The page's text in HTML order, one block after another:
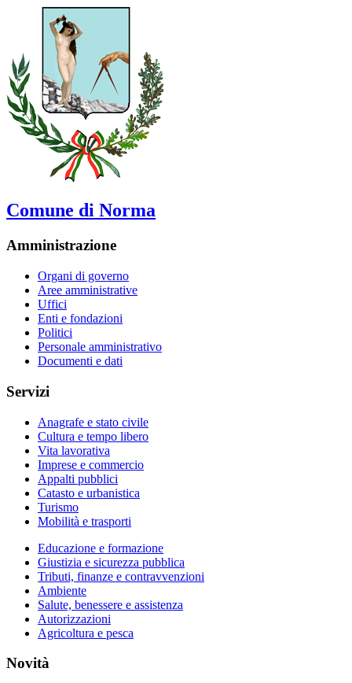
Comune di Norma
Amministrazione
Organi di governo
Aree amministrative
Uffici
Enti e fondazioni
Politici
Personale amministrativo
Documenti e dati
Servizi
Anagrafe e stato civile
Cultura e tempo libero
Vita lavorativa
Imprese e commercio
Appalti pubblici
Catasto e urbanistica
Turismo
Mobilità e trasporti
Educazione e formazione
Giustizia e sicurezza pubblica
Tributi, finanze e contravvenzioni
Ambiente
Salute, benessere e assistenza
Autorizzazioni
Agricoltura e pesca
Novità